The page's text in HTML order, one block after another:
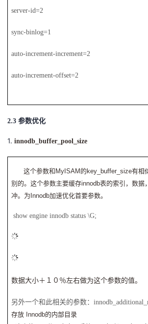
server-id=2
sync-binlog=1
auto-increment-increment=2
auto-increment-offset=2
2.3 参数优化
1. innodb_buffer_pool_size
这个参数和 MyISAM 的 key_buffer_size有相
别的。这个参数主要缓存innodb表的索引，数据
冲。为 Innodb加速优化首要参数。
show engine innodb status \G;
数据大小＋１０％左右做为这个参数的值。
另外一个和此相关的参数：
存放 Innodb的内部目录